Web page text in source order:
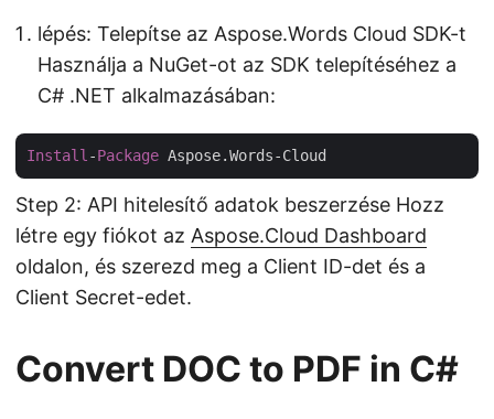
lépés: Telepítse az Aspose.Words Cloud SDK-t
Használja a NuGet-ot az SDK telepítéséhez a
C# .NET alkalmazásában:
Install -Package
Step 2: API hitelesítő adatok beszerzése Hozz
létre egy fiókot az Aspose.Cloud Dashboard
oldalon, és szerezd meg a Client ID-det és a
Client Secret-edet.
Convert DOC to PDF in C#